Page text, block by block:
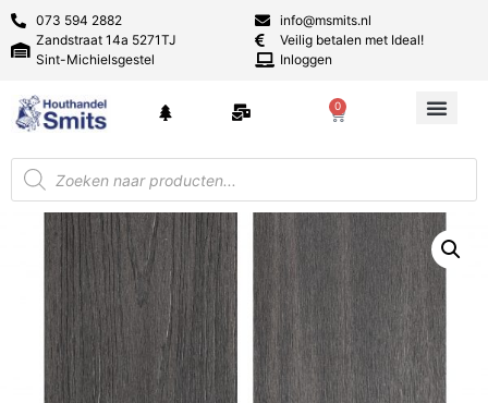
073 594 2882
Zandstraat 14a 5271TJ
Sint-Michielsgestel
info@msmits.nl
Veilig betalen met Ideal!
Inloggen
0